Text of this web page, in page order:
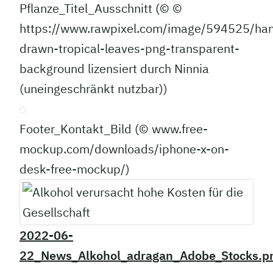
Pflanze_Titel_Ausschnitt (© ©
https://www.rawpixel.com/image/594525/
drawn-tropical-leaves-png-transparent-
background lizensiert durch Ninnia
(uneingeschränkt nutzbar))
Footer_Kontakt_Bild (© www.free-
mockup.com/downloads/iphone-x-on-
desk-free-mockup/)
2022-06-